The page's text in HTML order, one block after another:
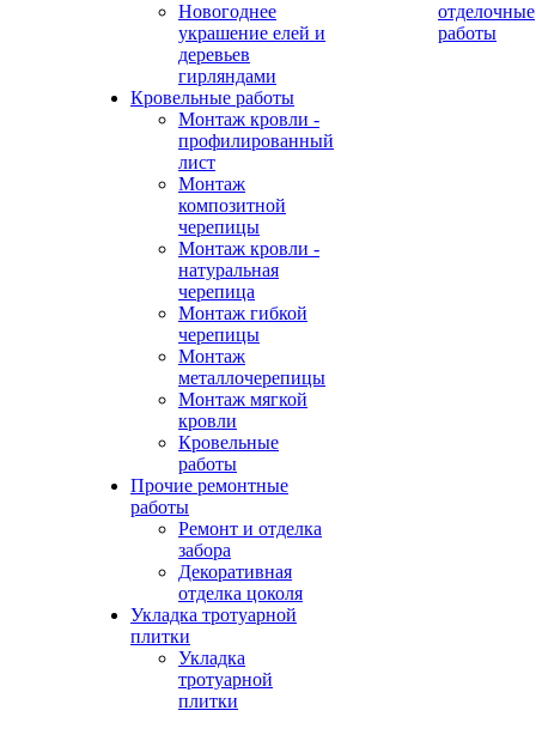
Новогоднее
украшение елей и
деревьев
гирляндами
Кровельные работы
Монтаж кровли -
профилированный
лист
Монтаж
композитной
черепицы
Монтаж кровли -
натуральная
черепица
Монтаж гибкой
черепицы
Монтаж
металлочерепицы
Монтаж мягкой
кровли
Кровельные
работы
Прочие ремонтные
работы
Ремонт и отделка
забора
Декоративная
отделка цоколя
Укладка тротуарной
плитки
Укладка
тротуарной
плитки
отделочные
работы